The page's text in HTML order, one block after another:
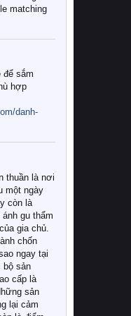
matching
để sắm
hợp
danh-
thuần là nơi
một ngày
còn là
gu thẩm
gia chủ.
chốn
ngay tại
bộ sản
cấp là
sản
lại cảm